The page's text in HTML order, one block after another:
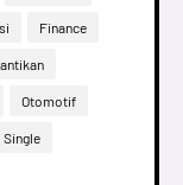
Finance
Otomotif
Single